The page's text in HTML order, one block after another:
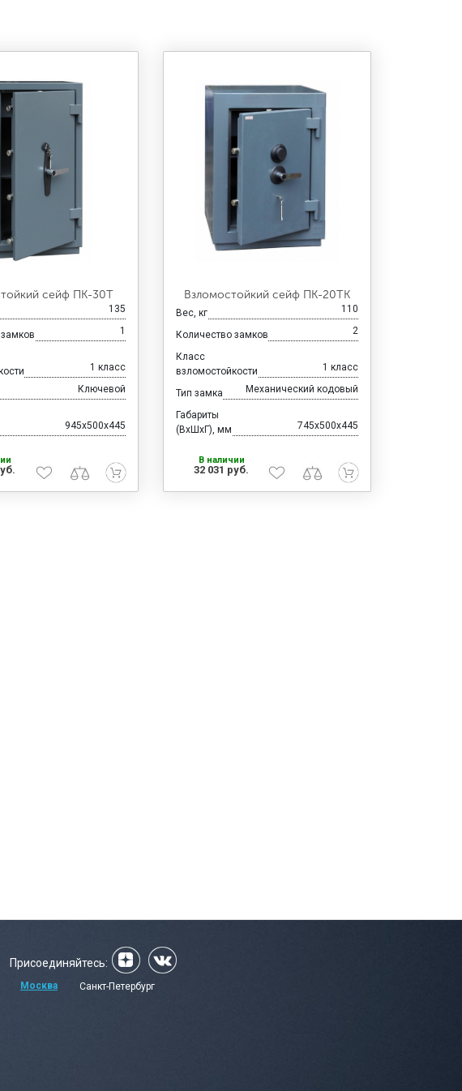
сейф ПК-30Т
135
1
1 класс
Ключевой
945x500x445
Взломостойкий сейф ПК-20ТК
Вес, кг 110
Количество замков 2
Класс
взломостойкости
1 класс
Тип замка Механический кодовый
Габариты
(ВхШхГ), мм
745x500x445
В наличии
32 031 руб.
Присоединяйтесь:
Москва Санкт-Петербург